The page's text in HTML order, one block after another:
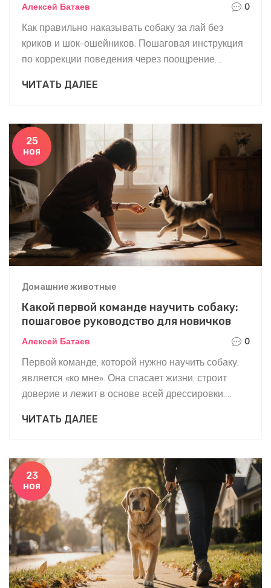
Алексей Батаев 0
Как правильно наказывать собаку за лай без
криков и шок-ошейников. Пошаговая инструкция
по коррекции поведения через поощрение
а не каприз.
ЧИТАТЬ ДАЛЕЕ
25
ноя
Домашние животные
Какой первой команде научить собаку:
пошаговое руководство для новичков
Алексей Батаев 0
Первой команде, которой нужно научить собаку,
является «ко мне». Она спасает жизни, строит
доверие и лежит в основе всей дрессировки.
советы по закреплению команды.
ЧИТАТЬ ДАЛЕЕ
23
ноя